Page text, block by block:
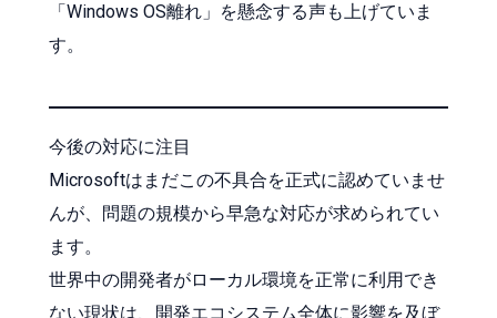
「Windows OS離れ」を懸念する声も上げていま
す。
今後の対応に注目
Microsoftはまだこの不具合を正式に認めていませ
んが、問題の規模から早急な対応が求められてい
ます。
世界中の開発者がローカル環境を正常に利用でき
ない現状は、開発エコシステム全体に影響を及ぼ